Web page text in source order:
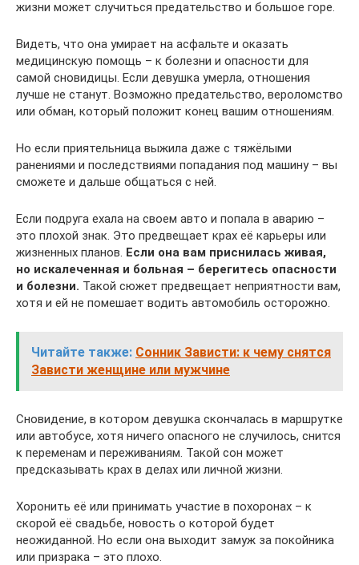
жизни может случиться предательство и большое горе.
Видеть, что она умирает на асфальте и оказать
медицинскую помощь – к болезни и опасности для
самой сновидицы. Если девушка умерла, отношения
лучше не станут. Возможно предательство, вероломство
или обман, который положит конец вашим отношениям.
Но если приятельница выжила даже с тяжёлыми
ранениями и последствиями попадания под машину – вы
сможете и дальше общаться с ней.
Если подруга ехала на своем авто и попала в аварию –
это плохой знак. Это предвещает крах её карьеры или
жизненных планов. Если она вам приснилась живая,
но искалеченная и больная – берегитесь опасности
и болезни. Такой сюжет предвещает неприятности вам,
хотя и ей не помешает водить автомобиль осторожно.
Читайте также: Сонник Зависти: к чему снятся
Зависти женщине или мужчине
Сновидение, в котором девушка скончалась в маршрутке
или автобусе, хотя ничего опасного не случилось, снится
к переменам и переживаниям. Такой сон может
предсказывать крах в делах или личной жизни.
Хоронить её или принимать участие в похоронах – к
скорой её свадьбе, новость о которой будет
неожиданной. Но если она выходит замуж за покойника
или призрака – это плохо.